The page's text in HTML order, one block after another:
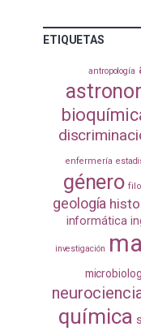
ETIQUETAS
antropología
enfermería
género
geología
informática
investigación
química